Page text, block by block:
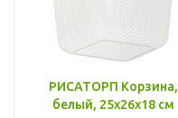
РИСАТОРП Корзина,
белый, 25x26x18 см